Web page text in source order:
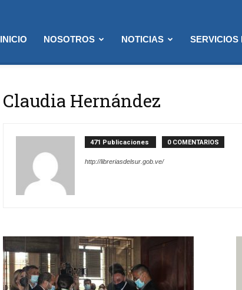
INICIO NOSOTROS NOTICIAS SERVICIOS
Claudia Hernández
471 Publicaciones 0 COMENTARIOS
http://libreriasdelsur.gob.ve/